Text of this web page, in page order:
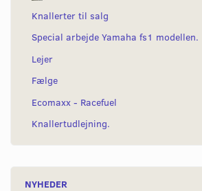
Knallerter til salg
Special arbejde Yamaha fs1 modellen.
Lejer
Fælge
Ecomaxx - Racefuel
Knallertudlejning.
NYHEDER